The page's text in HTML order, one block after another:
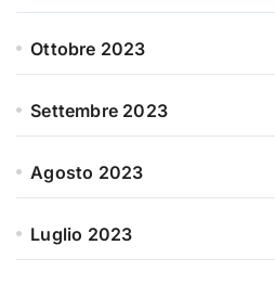
Ottobre 2023
Settembre 2023
Agosto 2023
Luglio 2023